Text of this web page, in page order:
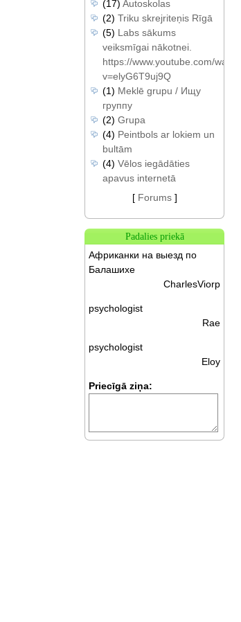
(17) Autoskolas
(2) Triku skrejriteņis Rīgā
(5) Labs sākums
veiksmīgai nākotnei.
https://www.youtube.com/watch?
v=elyG6T9uj9Q
(1) Meklē grupu / Ищу
группу
(2) Grupa
(4) Peintbols ar lokiem un
bultām
(4) Vēlos iegādāties
apavus internetā
[ Forums]
Padalies priekā
Африканки на выезд по
Балашихе
CharlesViorp
psychologist
Rae
psychologist
Eloy
Priecīgā ziņa: